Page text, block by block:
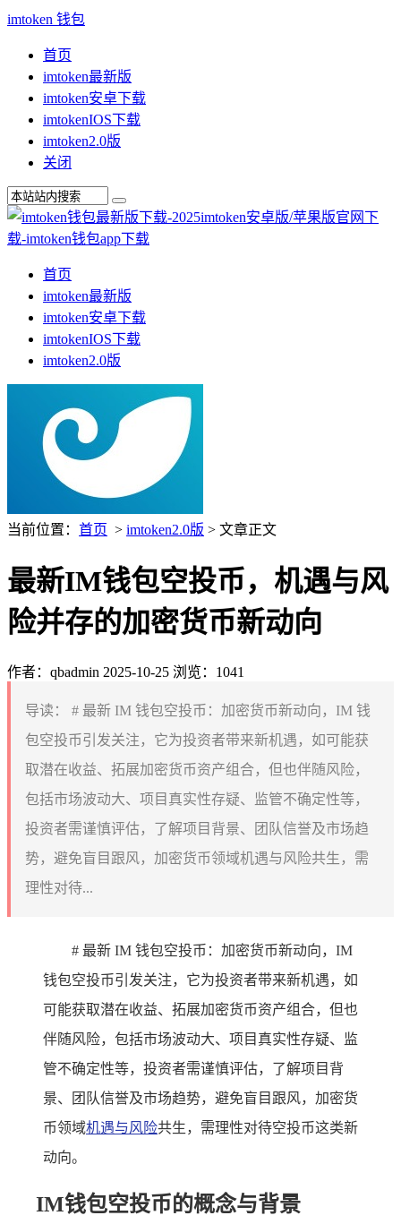
imtoken 钱包
首页
imtoken最新版
imtoken安卓下载
imtokenIOS下载
imtoken2.0版
关闭
首页
imtoken最新版
imtoken安卓下载
imtokenIOS下载
imtoken2.0版
当前位置： 首页 > imtoken2.0版 > 文章正文
最新IM钱包空投币，机遇与风
险并存的加密货币新动向
作者：qbadmin 2025-10-25 浏览：1041
导读：
# 最新 IM 钱包空投币：加密货币新动向，IM 钱
包空投币引发关注，它为投资者带来新机遇，如可能获
取潜在收益、拓展加密货币资产组合，但也伴随风险，
包括市场波动大、项目真实性存疑、监管不确定性等，
投资者需谨慎评估，了解项目背景、团队信誉及市场趋
势，避免盲目跟风，加密货币领域机遇与风险共生，需
理性对待...
# 最新 IM 钱包空投币：加密货币新动向，IM
钱包空投币引发关注，它为投资者带来新机遇，如
可能获取潜在收益、拓展加密货币资产组合，但也
伴随风险，包括市场波动大、项目真实性存疑、监
管不确定性等，投资者需谨慎评估，了解项目背
景、团队信誉及市场趋势，避免盲目跟风，加密货
币领域机遇与风险共生，需理性对待空投币这类新
动向。
IM钱包空投币的概念与背景